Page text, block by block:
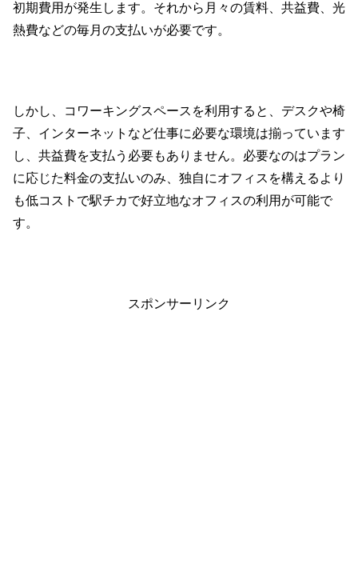
初期費用が発生します。それから月々の賃料、共益費、光
熱費などの毎月の支払いが必要です。
しかし、コワーキングスペースを利用すると、デスクや椅
子、インターネットなど仕事に必要な環境は揃っています
し、共益費を支払う必要もありません。必要なのはプラン
に応じた料金の支払いのみ、独自にオフィスを構えるより
も低コストで駅チカで好立地なオフィスの利用が可能で
す。
スポンサーリンク